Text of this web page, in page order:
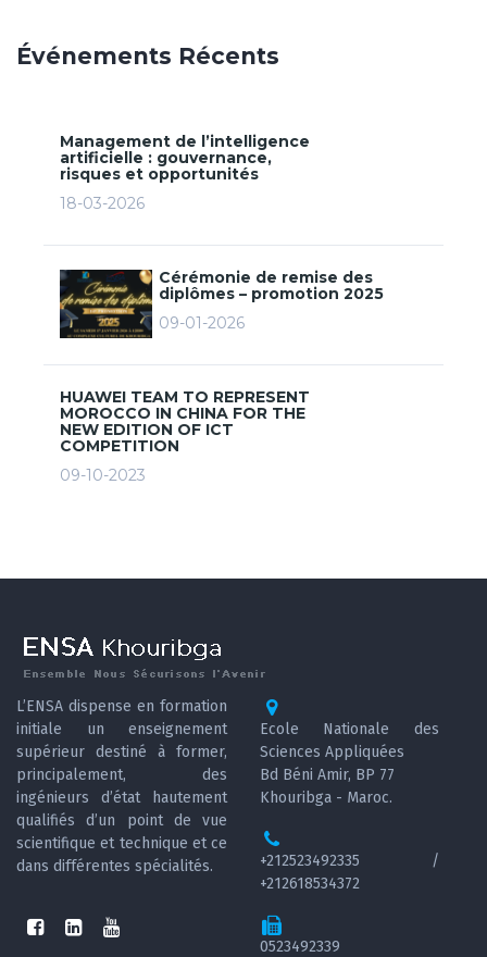
Événements Récents
Management de l’intelligence
artificielle : gouvernance,
risques et opportunités
18-03-2026
Cérémonie de remise des
diplômes – promotion 2025
09-01-2026
HUAWEI TEAM TO REPRESENT
MOROCCO IN CHINA FOR THE
NEW EDITION OF ICT
COMPETITION
09-10-2023
L’ENSA dispense en formation
initiale un enseignement
supérieur destiné à former,
principalement, des
ingénieurs d’état hautement
qualifiés d’un point de vue
scientifique et technique et ce
dans différentes spécialités.
Ecole Nationale des
Sciences Appliquées
Bd Béni Amir, BP 77
Khouribga - Maroc.
+212523492335 /
+212618534372
0523492339